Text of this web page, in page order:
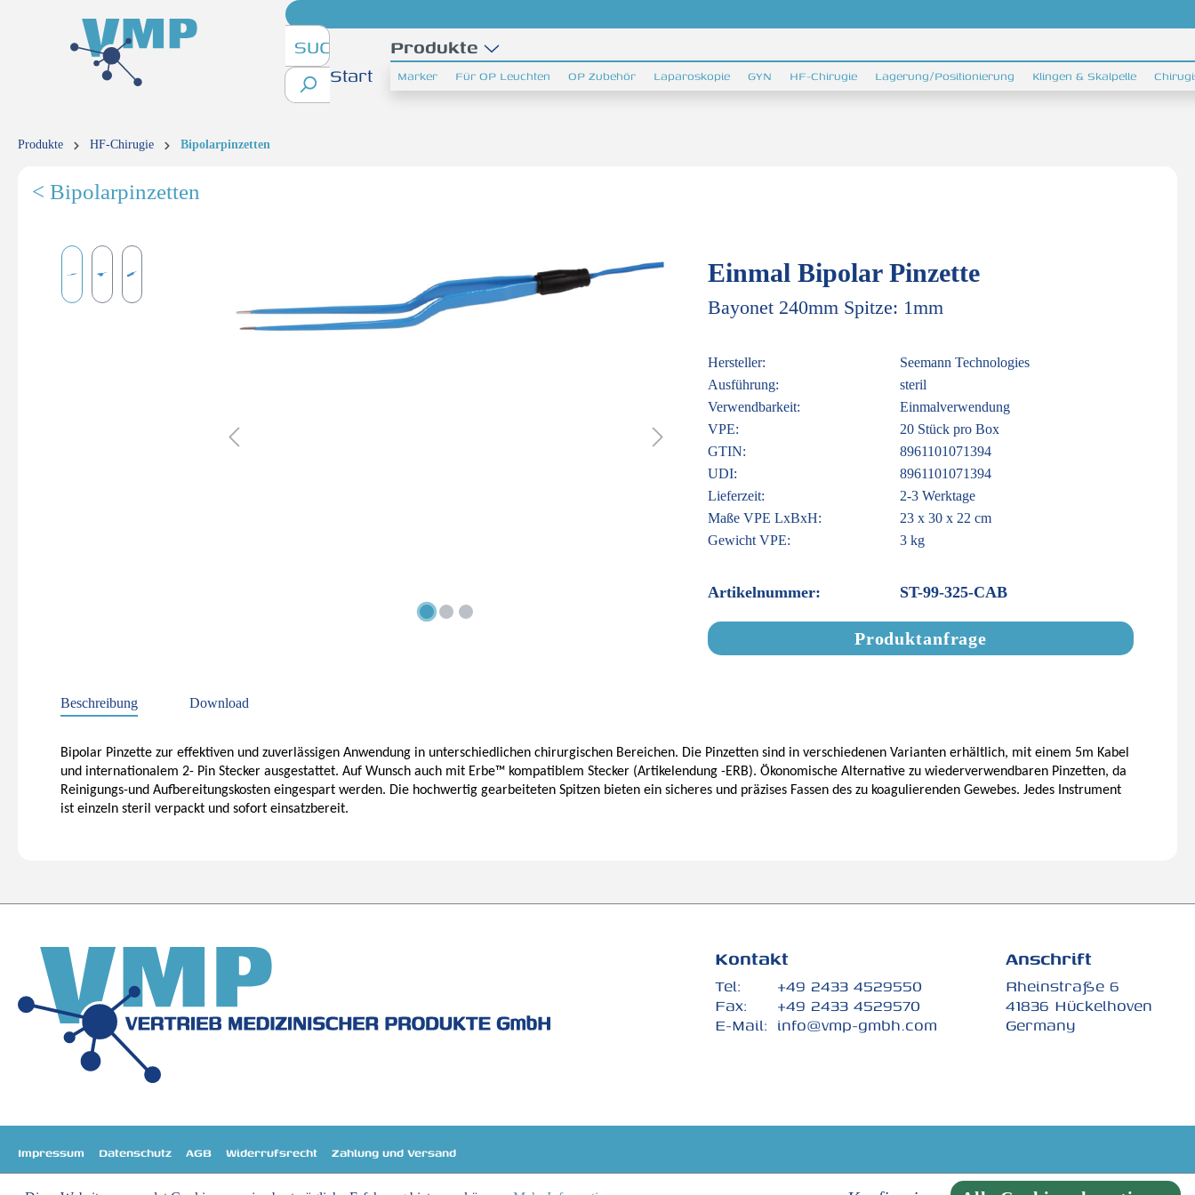
springen
Start
Produkte
Marker Für OP Leuchten OP Zubehör Laparoskopie GYN HF-Chirugie Lagerung/Positionierung Klingen & Skalpelle
Produkte HF-Chirugie Bipolarpinzetten
< Bipolarpinzetten
Einmal Bipolar Pinzette
Bayonet 240mm Spitze: 1mm
Hersteller:
Seemann Technologies
Ausführung:
steril
Verwendbarkeit:
Einmalverwendung
VPE:
20 Stück pro Box
GTIN:
8961101071394
UDI:
8961101071394
Lieferzeit:
2-3 Werktage
Maße VPE LxBxH:
23 x 30 x 22 cm
Gewicht VPE:
3 kg
Artikelnummer: ST-99-325-CAB
Produktanfrage
Beschreibung Download
Bipolar Pinzette zur effektiven und zuverlässigen Anwendung in unterschiedlichen chirurgischen Bereichen. Die Pinzetten sind in verschiedenen Varianten erhältlich, mit einem 5m Kabel
und internationalem 2- Pin Stecker ausgestattet. Auf Wunsch auch mit Erbe™ kompatiblem Stecker (Artikelendung -ERB). Ökonomische Alternative zu wiederverwendbaren Pinzetten, da
Reinigungs-und Aufbereitungskosten eingespart werden. Die hochwertig gearbeiteten Spitzen bieten ein sicheres und präzises Fassen des zu koagulierenden Gewebes. Jedes Instrument
ist einzeln steril verpackt und sofort einsatzbereit.
Kontakt
Tel:
+49 2433 4529550
Fax:
+49 2433 4529570
E-Mail: info@vmp-gmbh.com
Anschrift
Rheinstraße 6
41836 Hückelhoven
Germany
Impressum Datenschutz AGB Widerrufsrecht Zahlung und Versand